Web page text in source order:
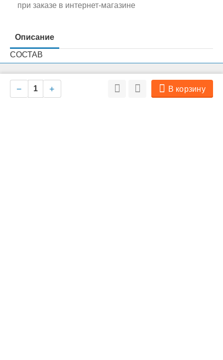
+
− В корзину
при заказе в интернет-магазине
Описание
СОСТАВ
Гарантированные показатели на 100 г продукта:
технического характера. Совершая любые действия на сайте, вы
соглашаетесь с политикой обработки персональных данных
Ок